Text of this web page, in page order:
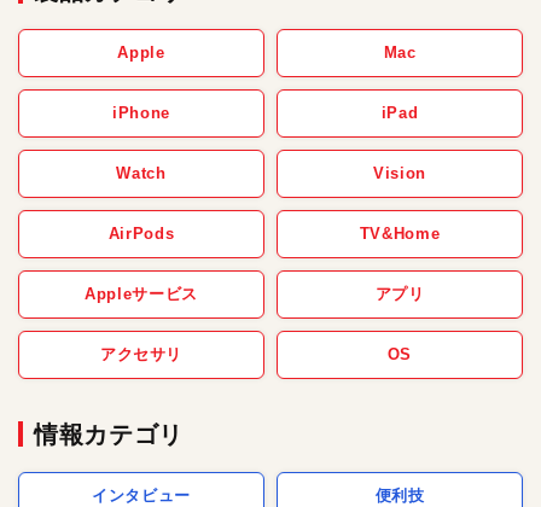
Apple Mac
iPhone iPad
Watch Vision
AirPods TV&Home
Appleサービス アプリ
アクセサリ OS
情報カテゴリ
インタビュー 便利技